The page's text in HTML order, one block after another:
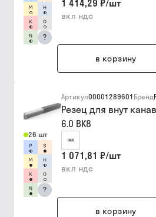
?
1 414,29 ₽/шт
вкл ндс
в корзину
26 шт
?
Артикул00001289601 Бренд
Резец для внут
6.0 ВК8
1 071,81 ₽/шт
вкл ндс
в корзину